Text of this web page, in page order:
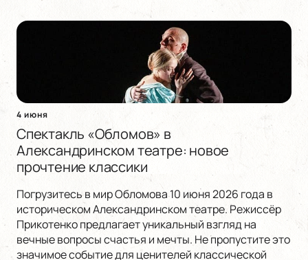
4 июня
Спектакль «Обломов» в
Александринском театре: новое
прочтение классики
Погрузитесь в мир Обломова 10 июня 2026 года в
историческом Александринском театре. Режиссёр
Прикотенко предлагает уникальный взгляд на
вечные вопросы счастья и мечты. Не пропустите это
значимое событие для ценителей классической